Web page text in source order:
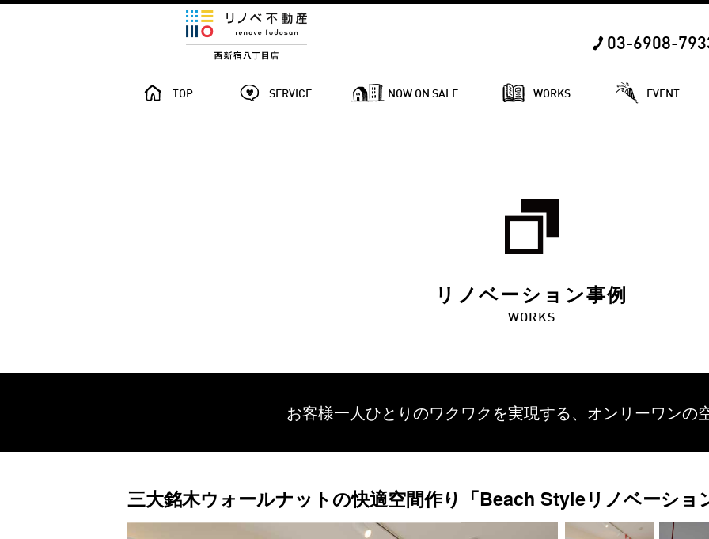
03-6908-
TOP SERVICE NOW ON SALE WORKS EVENT
リノベーション事例
WORKS
お客様一人ひとりのワクワクを実現する、 オンリーワンの
三大銘木ウォールナットの快適空間作り「Beach Styleリノベーショ